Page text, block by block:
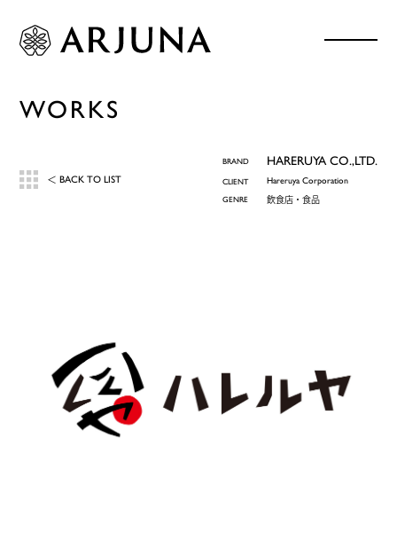
WORKS
BRAND HARERUYA CO.,LTD.
CLIENT Hareruya Corporation
GENRE 飲食店・食品
＜ BACK TO LIST